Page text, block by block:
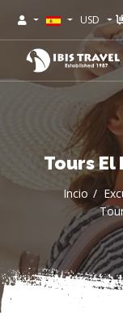
USD
Tours El
Incio